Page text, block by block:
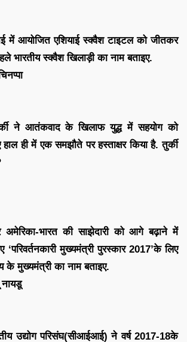
में आयोजित एशियाई स्क्वैश टाइटल को जीतकर
भारतीय स्क्वैश खिलाड़ी का नाम बताइए.
ने आतंकवाद के खिलाफ युद्ध में सहयोग को
ही में एक समझौते पर हस्ताक्षर किया है. तुर्की
अमेरिका-भारत की साझेदारी को आगे बढ़ाने में
मुख्यमंत्री पुरस्कार 2017’के लिए
के मुख्यमंत्री का नाम बताइए.
उद्योग परिसंघ(सीआईआई) ने वर्ष 2017-18के